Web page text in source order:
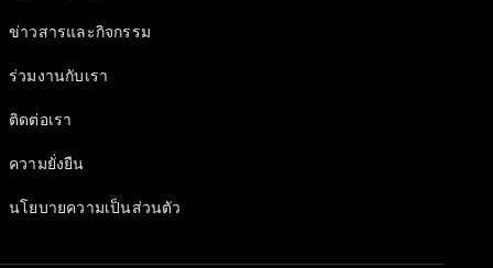
2023
Issue 2-
เล่มเฉพาะ
Issue 1-
2022
ข่าวสารและกิจกรรม
ร่วมงานกับเรา
ติดต่อเรา
ความยั่งยืน
นโยบายความเป็นส่วนตัว